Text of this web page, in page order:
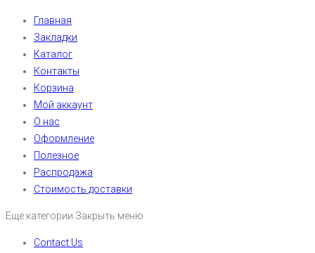
Главная
Закладки
Каталог
Контакты
Корзина
Мой аккаунт
О нас
Оформление
Полезное
Распродажа
Стоимость доставки
Еще категории Закрыть меню
Contact Us